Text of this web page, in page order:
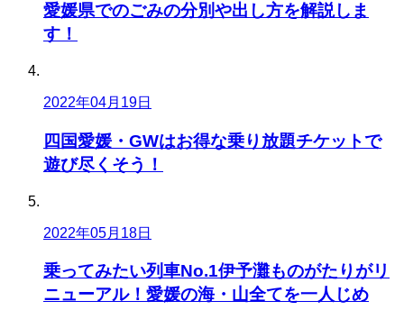
愛媛県でのごみの分別や出し方を解説しま
す！
2022年04月19日
四国愛媛・GWはお得な乗り放題チケットで
遊び尽くそう！
2022年05月18日
乗ってみたい列車No.1伊予灘ものがたりがリ
ニューアル！愛媛の海・山全てを一人じめ